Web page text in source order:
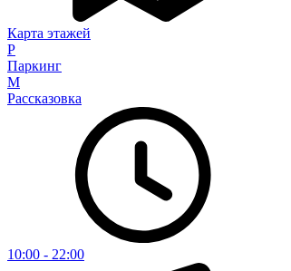
Карта этажей
P
Паркинг
M
Рассказовка
10:00 - 22:00